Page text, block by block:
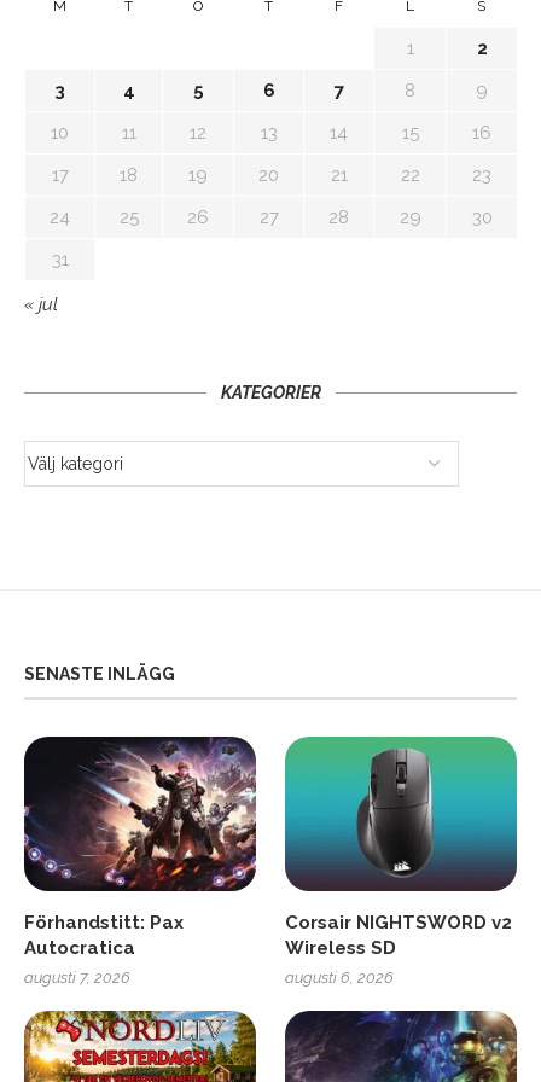
M T O T F L S
1
2
3
4 5 6 7 8
9
10
11 12 13 14 15
16
17
18 19 20 21 22
23
24
25 26 27 28 29
30
31
« jul
KATEGORIER
SENASTE INLÄGG
Förhandstitt: Pax
Autocratica
augusti 7, 2026
Corsair NIGHTSWORD v2
Wireless SD
augusti 6, 2026